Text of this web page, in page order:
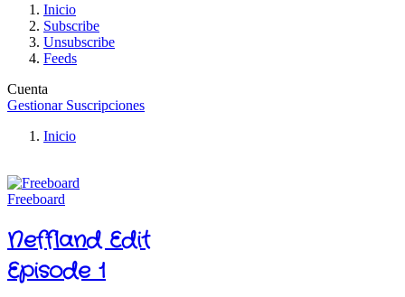
Inicio
Subscribe
Unsubscribe
Feeds
Cuenta
Gestionar Suscripciones
Inicio
Freeboard
Neffland Edit
Episode 1